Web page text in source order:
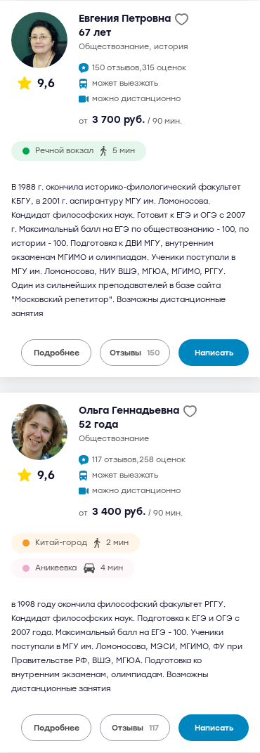
9,6
Евгения Петровна
67 лет
обществознание, история
150 отзывов,315 оценок
может выезжать
можно дистанционно
от 3 700 руб. / 90 мин.
Речной вокзал 5 мин
В 1988 г. окончила историко-филологический факультет
КБГУ, в 2001 г. аспирантуру МГУ им. Ломоносова.
Кандидат философских наук. Готовит к ЕГЭ и ОГЭ с 2007
г. Максимальный балл на ЕГЭ по обществознанию - 100, по
истории - 100. Подготовка к ДВИ МГУ, внутренним
экзаменам МГИМО и олимпиадам. Ученики поступали в
МГУ им. Ломоносова, НИУ ВШЭ, МГЮА, МГИМО, РГГУ.
Один из сильнейших преподавателей в базе сайта
"Московский репетитор". Возможны дистанционные
занятия
Подробнее Отзывы 150 Написать
9,6
Ольга Геннадьевна
52 года
обществознание
117 отзывов,258 оценок
может выезжать
можно дистанционно
от 3 400 руб. / 90 мин.
Китай-город 2 мин
Аникеевка 4 мин
в 1998 году окончила философский факультет РГГУ.
Кандидат философских наук. Подготовка к ЕГЭ и ОГЭ с
2007 года. Максимальный балл на ЕГЭ - 100. Ученики
поступали в МГУ им. Ломоносова, МЭСИ, МГИМО, ФУ при
Правительстве РФ, ВШЭ, МГЮА. Подготовка ко
внутренним экзаменам, олимпиадам. Возможны
дистанционные занятия
Подробнее Отзывы 117 Написать